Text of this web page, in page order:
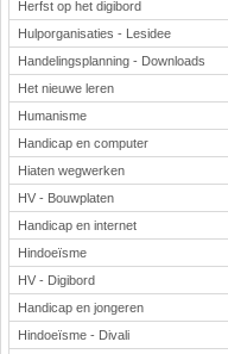
Herfst op het digibord
Hulporganisaties - Lesidee
Handelingsplanning - Downloads
Het nieuwe leren
Humanisme
Handicap en computer
Hiaten wegwerken
HV - Bouwplaten
Handicap en internet
Hindoeïsme
HV - Digibord
Handicap en jongeren
Hindoeïsme - Divali